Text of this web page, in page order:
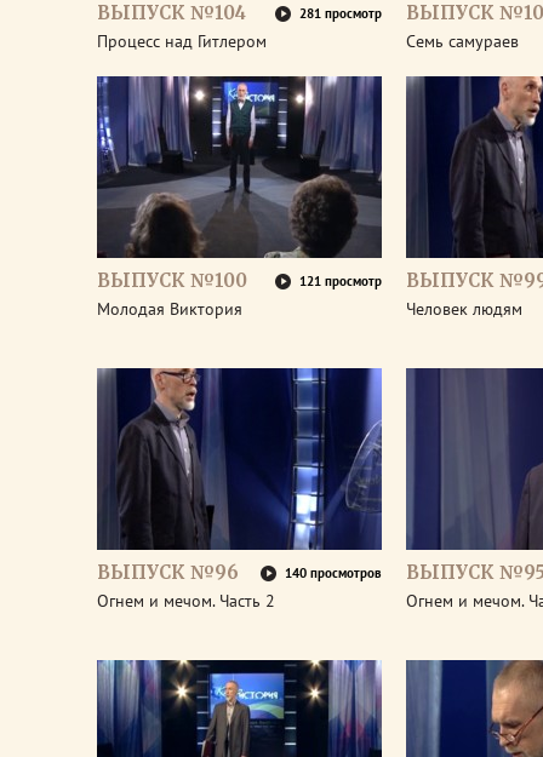
ВЫПУСК №104 281 просмотр
Процесс над Гитлером
ВЫПУСК
Семь самураев
ВЫПУСК №100 121 просмотр
Молодая Виктория
ВЫПУСК
Человек людям
ВЫПУСК №96 140 просмотров
Огнем и мечом. Часть 2
ВЫПУСК
Огнем и мечом.